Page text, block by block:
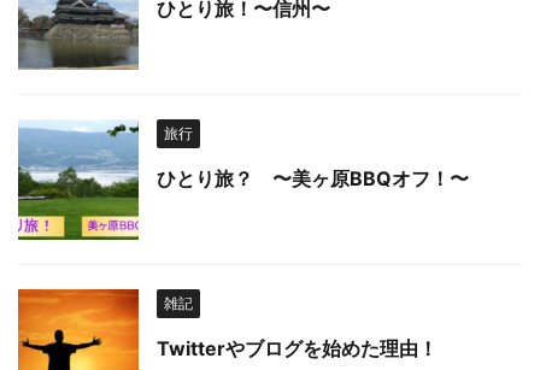
ひとり旅！〜信州〜
旅行
ひとり旅？ 〜美ヶ原BBQオフ！〜
雑記
Twitterやブログを始めた理由！